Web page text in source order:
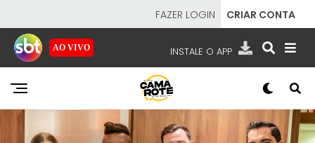
FAZER LOGIN CRIAR CONTA
AO VIVO INSTALE O APP
EMISSORAS
APP TV SBT